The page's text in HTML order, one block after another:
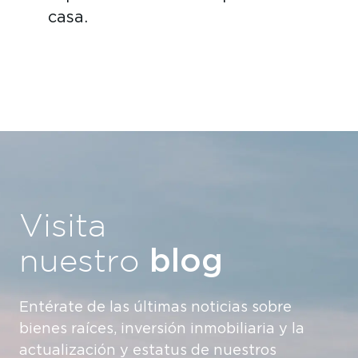
casa.
Visita
nuestro blog
Entérate de las últimas noticias sobre
bienes raíces, inversión inmobiliaria y la
actualización y estatus de nuestros